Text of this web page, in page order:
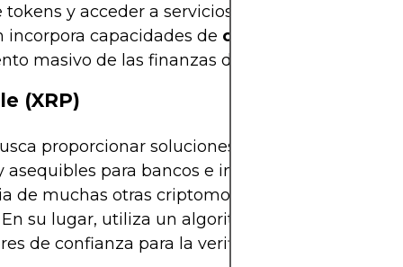
tokens y acceder a servicios en la plataforma de
incorpora capacidades de contratos
masivo de las finanzas descentralizadas
(XRP)
proporcionar soluciones de pago
asequibles para bancos e instituciones
de muchas otras criptomonedas, XRP no
su lugar, utiliza un algoritmo de consenso
de confianza para la verificación de